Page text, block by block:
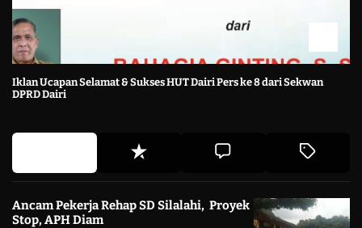
Iklan Ucapan Selamat & Sukses HUT Dairi Pers ke 8 dari Sekwan
DPRD Dairi
Ancam Pekerja Rehap SD Silalahi, Proyek
Stop, APH Diam